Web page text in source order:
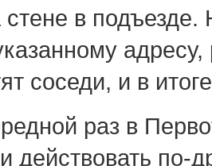
в
адресу,
соседи, и в
раз в
по-